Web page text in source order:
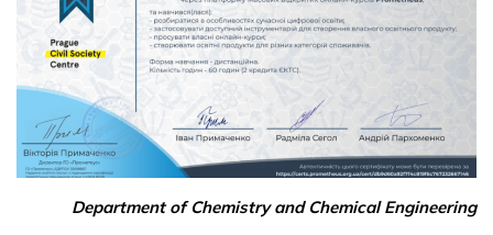
Department of Chemistry and Chemical Engineering